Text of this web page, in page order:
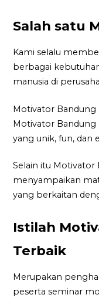
Salah satu
Kami selalu
berbagai
manusia di
Motivator Bandung
Motivator Bandung
yang unik, fun, dan
Selain itu Motivator
menyampaikan
yang berkaitan
Istilah
Terbaik
Merupakan
peserta seminar